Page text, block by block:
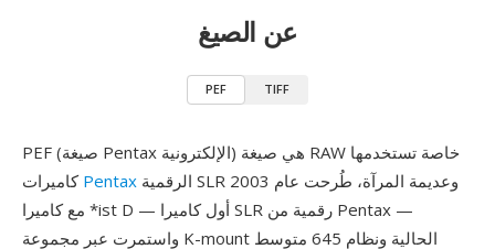
عن الصيغ
PEF TIFF
PEF (صيغة Pentax الإلكترونية) هي صيغة RAW خاصة تستخدمها
كاميرات Pentax
مع كاميرا *ist D — أول كاميرا SLR رقمية من Pentax —
واستمرت عبر مجموعة K-mount الحالية ونظام 645 متوسط